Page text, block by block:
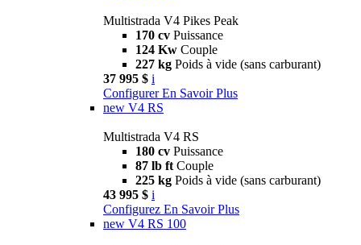
Multistrada V4 Pikes Peak
170 cv Puissance
124 Kw Couple
227 kg Poids à vide (sans carburant)
37 995 $ i
Configurer En Savoir Plus
new V4 RS
Multistrada V4 RS
180 cv Puissance
87 lb ft Couple
225 kg Poids à vide (sans carburant)
43 995 $ i
Configurez En Savoir Plus
new V4 RS 100